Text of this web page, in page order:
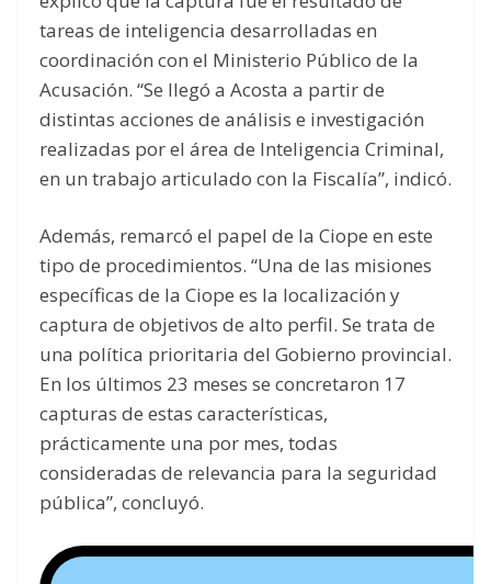
tareas de inteligencia desarrolladas en
coordinación con el Ministerio Público de la
Acusación. “Se llegó a Acosta a partir de
distintas acciones de análisis e investigación
realizadas por el área de Inteligencia Criminal,
en un trabajo articulado con la Fiscalía”, indicó.
Además, remarcó el papel de la Ciope en este
tipo de procedimientos. “Una de las misiones
específicas de la Ciope es la localización y
captura de objetivos de alto perfil. Se trata de
una política prioritaria del Gobierno provincial.
En los últimos 23 meses se concretaron 17
capturas de estas características,
prácticamente una por mes, todas
consideradas de relevancia para la seguridad
pública”, concluyó.